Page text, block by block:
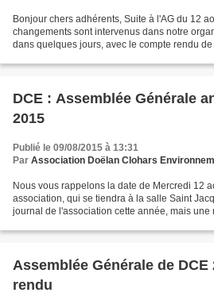
Bonjour chers adhérents, Suite à l'AG du 12
changements sont intervenus dans notre
dans quelques jours, avec le compte rendu
DCE : Assemblée Générale
2015
Publié le 09/08/2015 à 13:31
Par Association Doëlan Clohars
Nous vous rappelons la date de Mercredi 12
association, qui se tiendra à la salle Saint
journal de l'association cette année, mais une
Assemblée Générale de
rendu